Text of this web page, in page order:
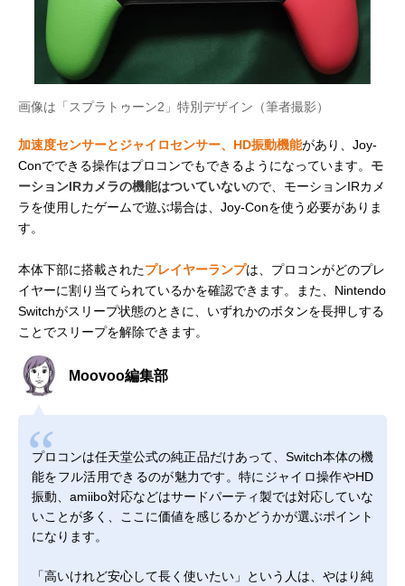
画像は「スプラトゥーン2」特別デザイン（筆者撮影）
加速度センサーとジャイロセンサー、HD振動機能があり、Joy-
Conでできる操作はプロコンでもできるようになっています。 モ
ーションIRカメラの機能はついていないので、モーションIRカメ
ラを使用したゲームで遊ぶ場合は、Joy-Conを使う必要がありま
す。
本体下部に搭載されたプレイヤーランプは、プロコンがどのプレ
イヤーに割り当てられているかを確認できます。また、Nintendo
Switchがスリープ状態のときに、いずれかのボタンを長押しする
ことでスリープを解除できます。
Moovoo編集部
プロコンは任天堂公式の純正品だけあって、Switch本体の機
能をフル活用できるのが魅力です。特にジャイロ操作やHD
振動、amiibo対応などはサードパーティ製では対応していな
いことが多く、ここに価値を感じるかどうかが選ぶポイント
になります。
「高いけれど安心して長く使いたい」という人は、やはり純